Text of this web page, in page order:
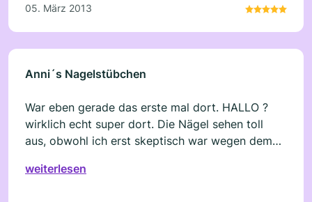
05. März 2013
Anni´s Nagelstübchen
War eben gerade das erste mal dort. HALLO ?
wirklich echt super dort. Die Nägel sehen toll
aus, obwohl ich erst skeptisch war wegen dem
nicht so dick. GUT DAS ICH DAS NAGELSTUDIO
weiterlesen